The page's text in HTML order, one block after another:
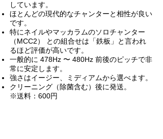
しています。
ほとんどの現代的なチャンターと相性が良い
です。
特にネイルやマッカラムのソロチャンター
（MCC2） との組合せは「鉄板」と言われ
るほど評価が高いです。
一般的に 478Hz 〜 480Hz 前後のピッチで非
常に安定します。
強さはイージー、ミディアムから選べます。
クリーニング（除菌含む）後に発送。
※送料：600円